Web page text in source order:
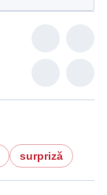
surpriză